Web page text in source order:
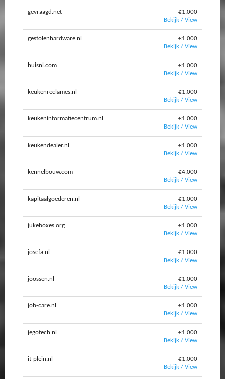
gevraagd.net
€1.000
Bekijk / View
gestolenhardware.nl
€1.000
Bekijk / View
huisnl.com
€1.000
Bekijk / View
keukenreclames.nl
€1.000
Bekijk / View
keukeninformatiecentrum.nl
€1.000
Bekijk / View
keukendealer.nl
€1.000
Bekijk / View
kennelbouw.com
€4.000
Bekijk / View
kapitaalgoederen.nl
€1.000
Bekijk / View
jukeboxes.org
€1.000
Bekijk / View
josefa.nl
€1.000
Bekijk / View
joossen.nl
€1.000
Bekijk / View
job-care.nl
€1.000
Bekijk / View
jegotech.nl
€1.000
Bekijk / View
it-plein.nl
€1.000
Bekijk / View